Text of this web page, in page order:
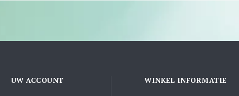
UW ACCOUNT WINKEL INFORMATIE